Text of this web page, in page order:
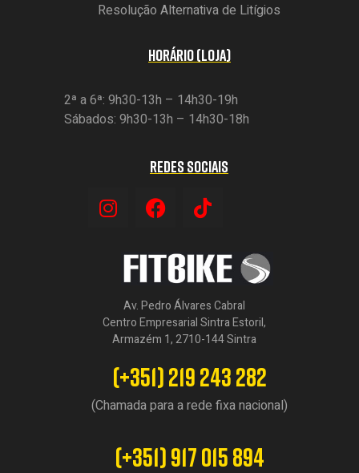
Resolução Alternativa de Litígios
HORÁRIO (LOJA)
2ª a 6ª: 9h30-13h – 14h30-19h
Sábados: 9h30-13h – 14h30-18h
REDES SOCIAIS
Av. Pedro Álvares Cabral
Centro Empresarial Sintra Estoril,
Armazém 1, 2710-144 Sintra
(+351) 219 243 282
(Chamada para a rede fixa nacional)
(+351) 917 015 894